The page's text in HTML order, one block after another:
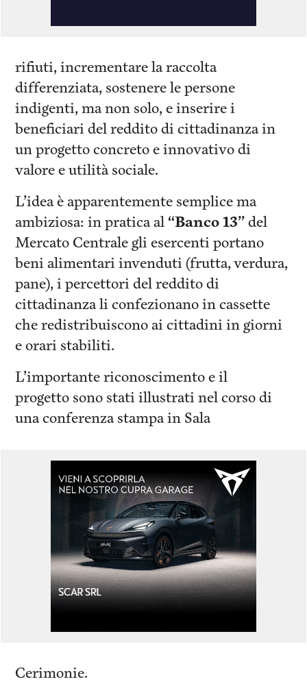
rifiuti, incrementare la raccolta
differenziata, sostenere le persone
indigenti, ma non solo, e inserire i
beneficiari del reddito di cittadinanza in
un progetto concreto e innovativo di
valore e utilità sociale.
L’idea è apparentemente semplice ma
ambiziosa: in pratica al“Banco 13”del
Mercato Centrale gli esercenti portano
beni alimentari invenduti (frutta, verdura,
pane), i percettori del reddito di
cittadinanza li confezionano in cassette
che redistribuiscono ai cittadini in giorni
e orari stabiliti.
L’importante riconoscimento e il
progetto sono stati illustrati nel corso di
una conferenza stampa in Sala
Cerimonie.